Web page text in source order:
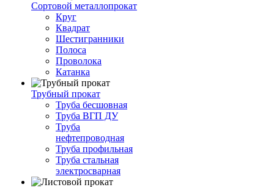
Сортовой металлопрокат
Круг
Квадрат
Шестигранники
Полоса
Проволока
Катанка
Трубный прокат
Труба бесшовная
Труба ВГП ДУ
Труба
нефтепроводная
Труба профильная
Труба стальная
электросварная